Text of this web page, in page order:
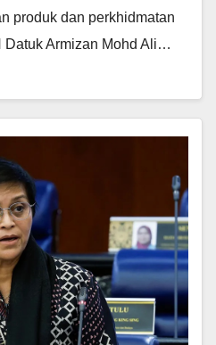
produk dan perkhidmatan
Datuk Armizan Mohd Ali…